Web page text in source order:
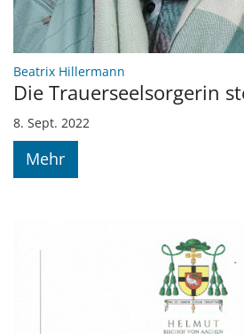
Beatrix Hillermann
Die Trauerseelsorgerin
8. Sept. 2022
Mehr